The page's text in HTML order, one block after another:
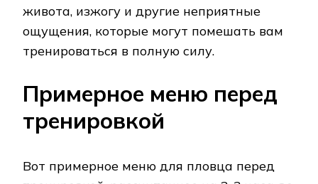
живота, изжогу и другие неприятные
ощущения, которые могут помешать вам
тренироваться в полную силу.
Примерное меню перед
тренировкой
Вот примерное меню для пловца перед